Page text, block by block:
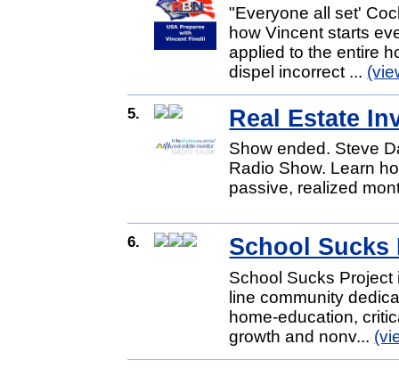
"Everyone all set'
how Vincent starts
applied to the entire
dispel incorrect ...
5. Real Estate
Show ended. Steve
Radio Show. Learn
passive, realized
6. School Sucks
School Sucks
line community
home-education,
growth and nonv...